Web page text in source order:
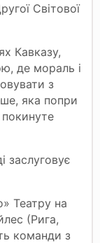
Світової
Кавказу,
де мораль і
з
яка попри
заслуговує
Театру на
(Рига,
команди з